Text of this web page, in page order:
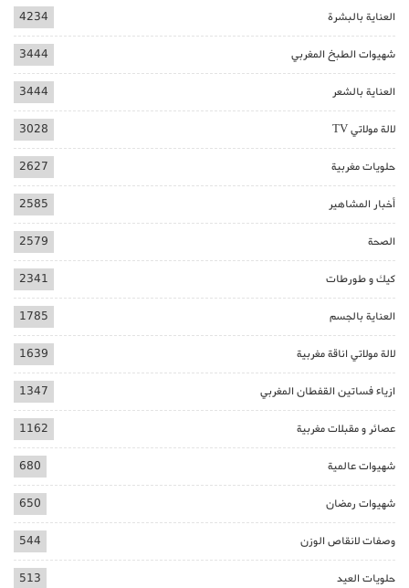
العناية بالبشرة 4234
شهيوات الطبخ المغربي 3444
العناية بالشعر 3444
لالة مولاتي TV 3028
حلويات مغربية 2627
أخبار المشاهير 2585
الصحة 2579
كيك و طورطات 2341
العناية بالجسم 1785
لالة مولاتي اناقة مغربية 1639
ازياء فساتين القفطان المغربي 1347
عصائر و مقبلات مغربية 1162
شهيوات عالمية 680
شهيوات رمضان 650
وصفات لانقاص الوزن 544
حلويات العيد 513